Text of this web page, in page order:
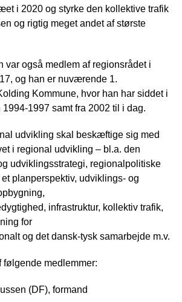
i 2020 og styrke den kollektive trafik
og rigtig meget andet af største
var også medlem af regionsrådet i
og han er nuværende 1.
Kommune, hvor han har siddet i
1997 samt fra 2002 til i dag.
udvikling skal beskæftige sig med
i regional udvikling – bl.a. den
udviklingsstrategi, regionalpolitiske
planperspektiv, udviklings- og
infrastruktur, kollektiv trafik,
for
og det dansk-tysk samarbejde m.v.
følgende medlemmer:
(DF), formand